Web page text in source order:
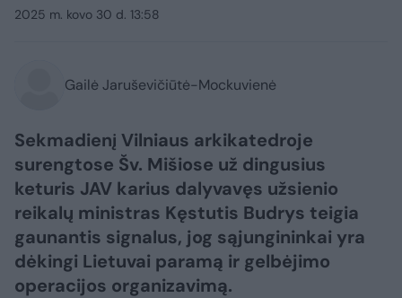
2025 m. kovo 30 d. 13:58
Gailė Jaruševičiūtė-Mockuvienė
Sekmadienį Vilniaus arkikatedroje
surengtose Šv. Mišiose už dingusius
keturis JAV karius dalyvavęs užsienio
reikalų ministras Kęstutis Budrys teigia
gaunantis signalus, jog sąjungininkai yra
dėkingi Lietuvai paramą ir gelbėjimo
operacijos organizavimą.